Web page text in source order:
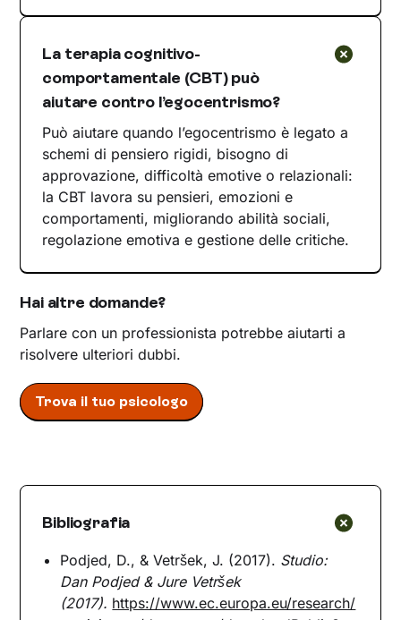
La terapia cognitivo-
comportamentale (CBT) può
aiutare contro l’egocentrismo?
Può aiutare quando l’egocentrismo è legato a
schemi di pensiero rigidi, bisogno di
approvazione, difficoltà emotive o relazionali:
la CBT lavora su pensieri, emozioni e
comportamenti, migliorando abilità sociali,
regolazione emotiva e gestione delle critiche.
Hai altre domande?
Parlare con un professionista potrebbe aiutarti a
risolvere ulteriori dubbi.
Trova il tuo psicologo
Bibliografia
Podjed, D., & Vetršek, J. (2017). Studio:
Dan Podjed & Jure Vetršek
(2017). https://www.ec.europa.eu/research/